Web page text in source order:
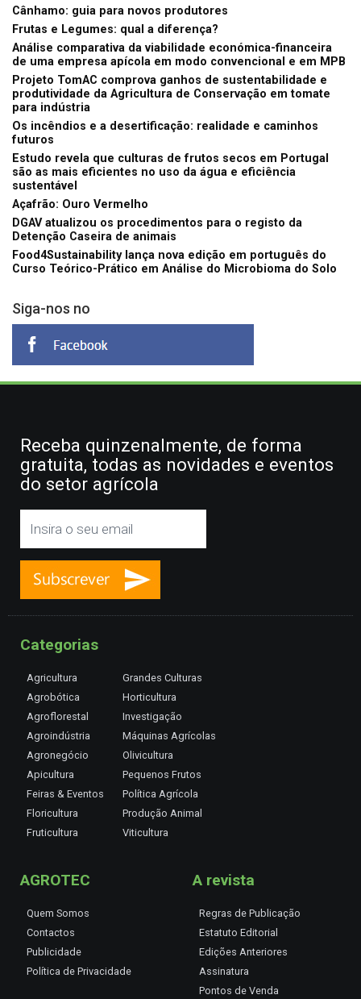
Cânhamo: guia para novos produtores
Frutas e Legumes: qual a diferença?
Análise comparativa da viabilidade económica-financeira
de uma empresa apícola em modo convencional e em MPB
Projeto TomAC comprova ganhos de sustentabilidade e
produtividade da Agricultura de Conservação em tomate
para indústria
Os incêndios e a desertificação: realidade e caminhos
futuros
Estudo revela que culturas de frutos secos em Portugal
são as mais eficientes no uso da água e eficiência
sustentável
Açafrão: Ouro Vermelho
DGAV atualizou os procedimentos para o registo da
Detenção Caseira de animais
Food4Sustainability lança nova edição em português do
Curso Teórico-Prático em Análise do Microbioma do Solo
Siga-nos no
Receba quinzenalmente, de forma
gratuita, todas as novidades e eventos
do setor agrícola
Categorias
Agricultura
Agrobótica
Agroflorestal
Agroindústria
Agronegócio
Apicultura
Feiras & Eventos
Floricultura
Fruticultura
Grandes Culturas
Horticultura
Investigação
Máquinas Agrícolas
Olivicultura
Pequenos Frutos
Política Agrícola
Produção Animal
Viticultura
AGROTEC
Quem Somos
Contactos
Publicidade
Política de Privacidade
A revista
Regras de Publicação
Estatuto Editorial
Edições Anteriores
Assinatura
Pontos de Venda